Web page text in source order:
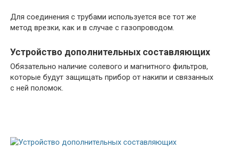
Для соединения с трубами используется все тот же
метод врезки, как и в случае с газопроводом.
Устройство дополнительных составляющих
Обязательно наличие солевого и магнитного фильтров,
которые будут защищать прибор от накипи и связанных
с ней поломок.